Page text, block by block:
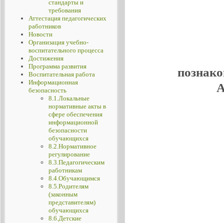
стандарты и
требования
Аттестация педагогических
работников
Новости
Организация учебно-
воспитательного процесса
Достижения
Программа развития
Воспитательная работа
Информационная
безопасность
8.1.Локальные
нормативные акты в
сфере обеспечения
информационной
безопасности
обучающихся
8.2.Нормативное
регулирование
8.3.Педагогическим
работникам
8.4.Обучающимся
8.5.Родителям
(законным
представителям)
обучающихся
8.6.Детские